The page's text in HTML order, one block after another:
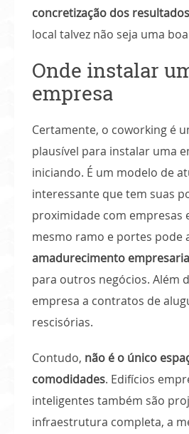
concretização dos resultados
local talvez não seja uma
Onde instalar
empresa
Certamente, o coworking é
plausível para instalar uma
iniciando. É um modelo de
interessante que tem suas
proximidade com empresas
mesmo ramo e portes pode
amadurecimento
para outros negócios. Além
empresa a contratos de
rescisórias.
Contudo, não é o único
comodidades. Edifícios
inteligentes também são
infraestrutura completa, a